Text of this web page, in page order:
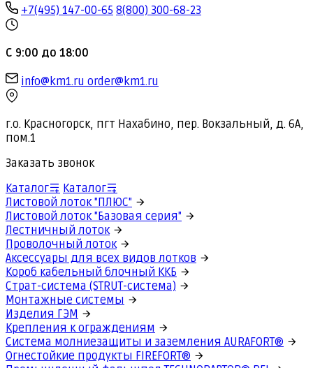
+7(495) 147-00-65 8(800) 300-68-23
С 9:00 до 18:00
info@km1.ru order@km1.ru
г.о. Красногорск, пгт Нахабино, пер. Вокзальный, д. 6А,
пом.1
Заказать звонок
Каталог
Каталог
Листовой лоток "ПЛЮС"
Листовой лоток "Базовая серия"
Лестничный лоток
Проволочный лоток
Аксессуары для всех видов лотков
Короб кабельный блочный ККБ
Страт-система (STRUT-система)
Монтажные системы
Изделия ГЭМ
Крепления к ограждениям
Система молниезащиты и заземления AURAFORT®
Огнестойкие продукты FIREFORT®